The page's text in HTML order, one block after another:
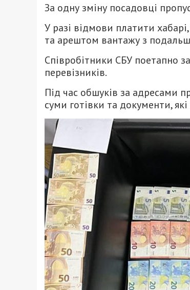
За одну зміну посадовці
У разі відмови платити
та арештом вантажу з
Співробітники СБУ поетапно
перевізників.
Під час обшуків за адресами
суми готівки та документи,